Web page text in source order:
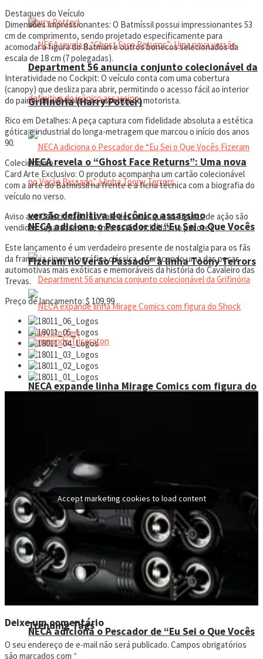
NECA revela o “Ghost Face Returns”: Uma nova
versão definitiva do icônico assassino
NECA adiciona o Pescador de “Eu Sei o Que Vocês
Department 56 anuncia conjunto colecionável da
Grifinória (Harry Potter)
NECA adiciona o Pescador de “Eu Sei o Que Vocês
Fizeram no Verão Passado” à linha Toony Terrors
NECA expande linha Mirage Comics com figura do
NECA anuncia relançamento exclusivo: Pacote
triplo de “Tartarugas Ninja” (1987)
Trending Tags
Destaques do Veículo
Dimensões Impressionantes: O Batmíssil possui impressionantes 53
cm de comprimento, sendo projetado especificamente para
acomodar a figura do Batman e outros bonecos selecionados da
escala de 18 cm (7 polegadas).
Interatividade no Cockpit: O veículo conta com uma cobertura
(canopy) que desliza para abrir, permitindo o acesso fácil ao interior
do painel de controle e ao assento do motorista.
Rico em Detalhes: A peça captura com fidelidade absoluta a estética
gótica e industrial do longa-metragem que marcou o início dos anos
90.
Colecionismo
Card Arte Exclusivo: O produto acompanha um cartão colecionável
com a arte do Batmíssil na frente e a ficha técnica com a biografia do
veículo no verso.
Aviso aos Colecionadores: Vale destacar que as figuras de ação são
vendidas separadamente (não estão incluídas no pacote).
Este lançamento é um verdadeiro presente de nostalgia para os fãs
da franquia cinematográfica clássica, oferecendo uma das peças
automotivas mais exóticas e memoráveis da história do Cavaleiro das
Trevas.
Preço de lançamento: $ 109,99
Accept marketing cookies to load content
Deixe um comentário
O seu endereço de e-mail não será publicado. Campos obrigatórios
são marcados com *